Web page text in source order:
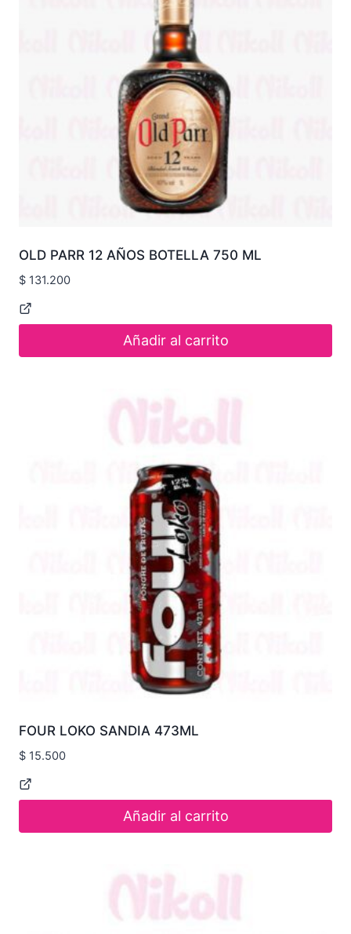
OLD PARR 12 AÑOS BOTELLA 750 ML
$ 131.200
Añadir al carrito
FOUR LOKO SANDIA 473ML
$ 15.500
Añadir al carrito